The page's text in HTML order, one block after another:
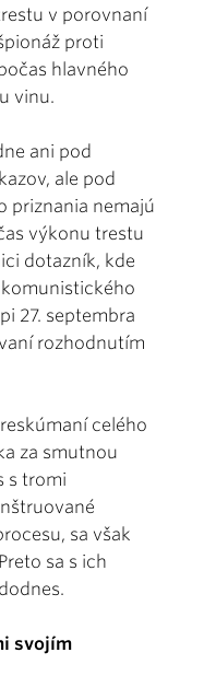
v porovnaní
proti
hlavného
vinu.
ani pod
ale pod
priznania nemajú
výkonu trestu
dotazník, kde
27. septembra
rozhodnutím
celého
za smutnou
s tromi
sa však
sa s ich
svojím